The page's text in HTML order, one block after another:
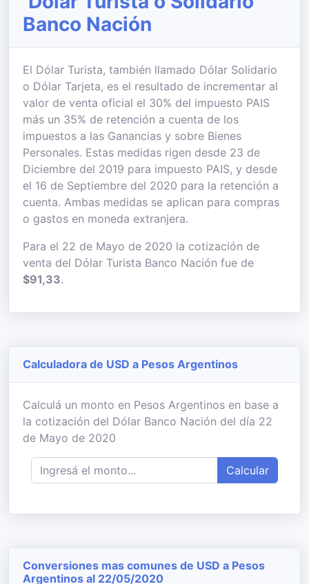
Banco Nación
El Dólar Turista, también llamado Dólar Solidario
o Dólar Tarjeta, es el resultado de incrementar al
valor de venta oficial el 30% del impuesto PAIS
más un 35% de retención a cuenta de los
impuestos a las Ganancias y sobre Bienes
Personales. Estas medidas rigen desde 23 de
Diciembre del 2019 para impuesto PAIS, y desde
el 16 de Septiembre del 2020 para la retención a
cuenta. Ambas medidas se aplican para compras
o gastos en moneda extranjera.
Para el 22 de Mayo de 2020 la cotización de
venta del Dólar Turista Banco Nación fue de
$91,33.
Calculadora de USD a Pesos Argentinos
Calculá un monto en Pesos Argentinos en base a
la cotización del Dólar Banco Nación del día 22
de Mayo de 2020
Calcular
Conversiones mas comunes de USD a Pesos
Argentinos al 22/05/2020